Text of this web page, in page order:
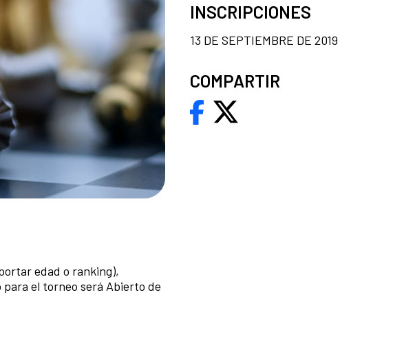
edad o ranking),
el torneo será Abierto de
INSCRIPCIONES
13 DE SEPTIEMBRE DE 2019
COMPARTIR